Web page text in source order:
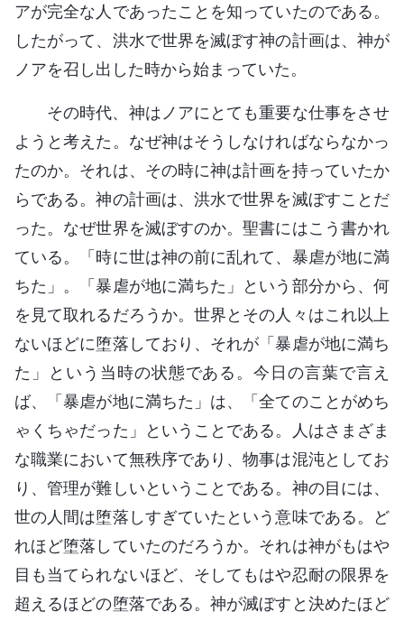
アが完全な人であったことを知っていたのである。
したがって、洪水で世界を滅ぼす神の計画は、神が
ノアを召し出した時から始まっていた。
その時代、神はノアにとても重要な仕事をさせ
ようと考えた。なぜ神はそうしなければならなかっ
たのか。それは、その時に神は計画を持っていたか
らである。神の計画は、洪水で世界を滅ぼすことだ
った。なぜ世界を滅ぼすのか。聖書にはこう書かれ
ている。「時に世は神の前に乱れて、暴虐が地に満
ちた」。「暴虐が地に満ちた」という部分から、何
を見て取れるだろうか。世界とその人々はこれ以上
ないほどに堕落しており、それが「暴虐が地に満ち
た」という当時の状態である。今日の言葉で言え
ば、「暴虐が地に満ちた」は、「全てのことがめち
ゃくちゃだった」ということである。人はさまざま
な職業において無秩序であり、物事は混沌としてお
り、管理が難しいということである。神の目には、
世の人間は堕落しすぎていたという意味である。ど
れほど堕落していたのだろうか。それは神がもはや
目も当てられないほど、そしてもはや忍耐の限界を
超えるほどの堕落である。神が滅ぼすと決めたほど